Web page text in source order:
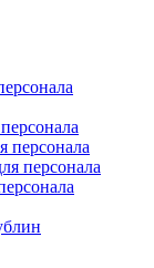
персонала